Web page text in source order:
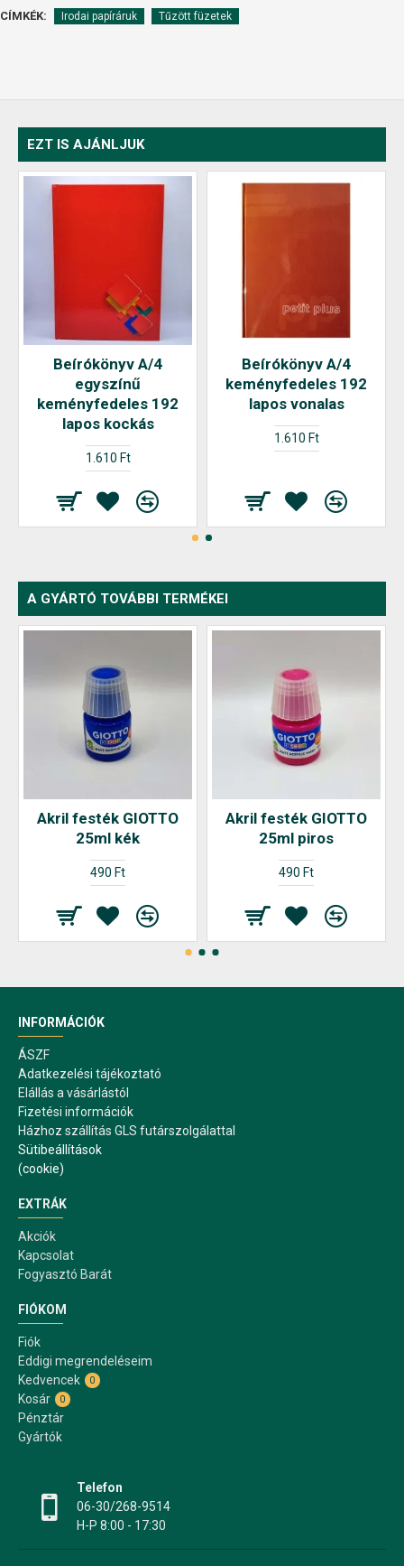
CÍMKÉK: Irodai papíráruk Tűzött füzetek
EZT IS AJÁNLJUK
Beírókönyv A/4
egyszínű
keményfedeles 192
lapos kockás
1.610 Ft
Beírókönyv A/4
keményfedeles 192
lapos vonalas
1.610 Ft
A GYÁRTÓ TOVÁBBI TERMÉKEI
Akril festék GIOTTO
25ml kék
490 Ft
Akril festék GIOTTO
25ml piros
490 Ft
INFORMÁCIÓK
ÁSZF
Adatkezelési tájékoztató
Elállás a vásárlástól
Fizetési információk
Házhoz szállítás GLS futárszolgálattal
Sütibeállítások
(cookie)
EXTRÁK
Akciók
Kapcsolat
Fogyasztó Barát
FIÓKOM
Fiók
Eddigi megrendeléseim
Kedvencek
0
Kosár 0
Pénztár
Gyártók
Telefon
06-30/268-9514
H-P 8:00 - 17:30